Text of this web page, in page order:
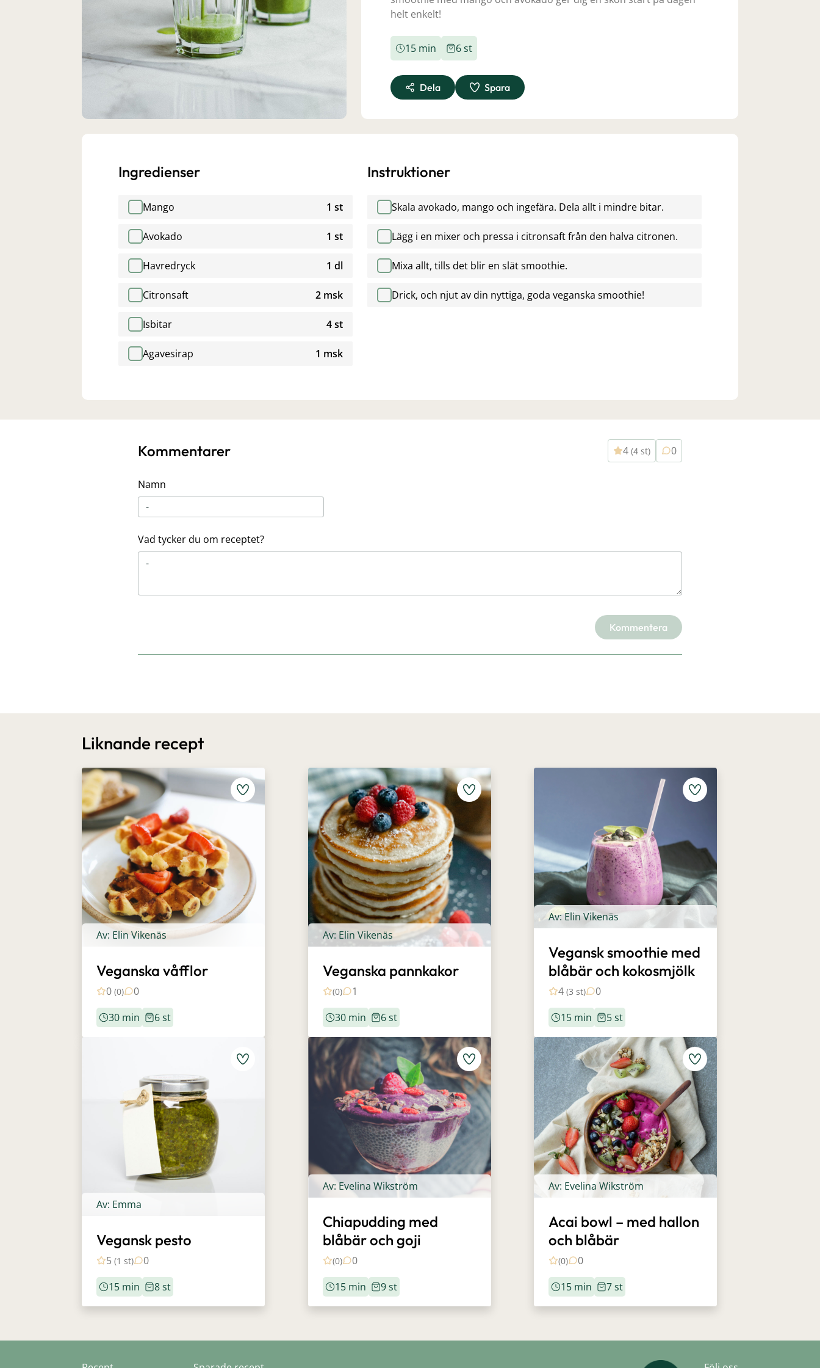
helt enkelt!
15 min 6 st
Dela Spara
Ingredienser
Mango 1 st
Avokado 1 st
Havredryck 1 dl
Citronsaft 2 msk
Isbitar 4 st
Agavesirap 1 msk
Instruktioner
Skala avokado, mango och ingefära. Dela allt i mindre bitar.
Lägg i en mixer och pressa i citronsaft från den halva citronen.
Mixa allt, tills det blir en slät smoothie.
Drick, och njut av din nyttiga, goda veganska smoothie!
Kommentarer 4(4 st) 0
Namn
Vad tycker du om receptet?
Kommentera
Liknande recept
Av: Elin Vikenäs
Veganska våfflor
0 (0)
0
30 min
6 st
Av: Elin Vikenäs
Veganska pannkakor
(0)
1
30 min
6 st
Av: Elin Vikenäs
Vegansk smoothie med
blåbär och kokosmjölk
4(3 st)
0
15 min
5 st
Av: Emma
Vegansk pesto
5 (1 st)
0
15 min
8 st
Av: Evelina Wikström
Chiapudding med
blåbär och goji
(0)
0
15 min
9 st
Av: Evelina Wikström
Acai bowl – med hallon
och blåbär
(0)
0
15 min
7 st